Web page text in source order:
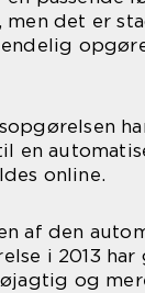
men det er
en
online.
af den
i 2013
og